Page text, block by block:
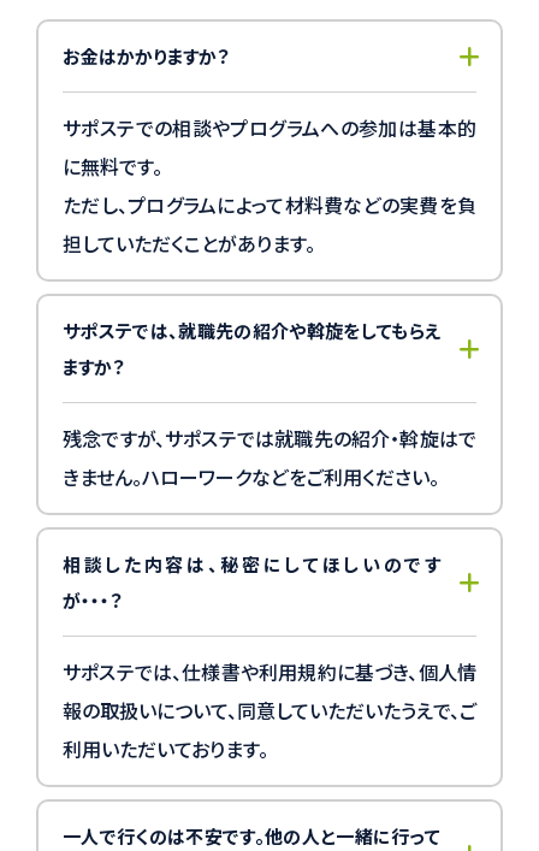
お金はかかりますか？
サポステでの相談やプログラムへの参加は基本的
に無料です。
ただし、プログラムによって材料費などの実費を負
担していただくことがあります。
サポステでは、就職先の紹介や斡旋をしてもらえ
ますか？
残念ですが、サポステでは就職先の紹介・斡旋はで
きません。ハローワークなどをご利用ください。
相談した内容は、秘密にしてほしいのです
が・・・？
サポステでは、仕様書や利用規約に基づき、個人情
報の取扱いについて、同意していただいたうえで、ご
利用いただいております。
一人で行くのは不安です。他の人と一緒に行って